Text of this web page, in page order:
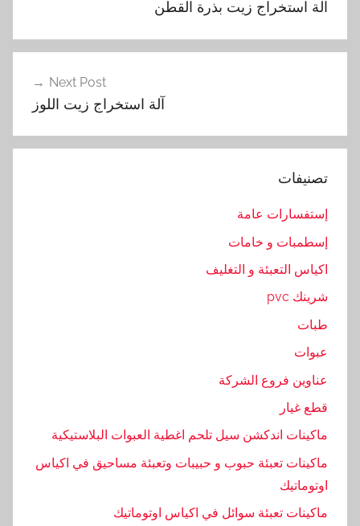
,
ا
,
ا
ل
ب
ا
,
ا
و
ز
ز
ت
آلة استخراج زيت بذرة القطن
Next Post
آلة استخراج زيت اللوز
تصنيفات
إستفسارات عامة
إسطمبات و خامات
اكياس التعبئة و التغليف
شرينك pvc
طبات
عبوات
عناوين فروع الشركة
قطع غيار
ماكينات اندكشن سيل تلحم اغطية العبوات البلاستيكية
ماكينات تعبئة حبوب و حبيبات وتعبئة مساحيق في اكياس
اوتوماتيك
ماكينات تعبئة سوائل في اكياس اوتوماتيك